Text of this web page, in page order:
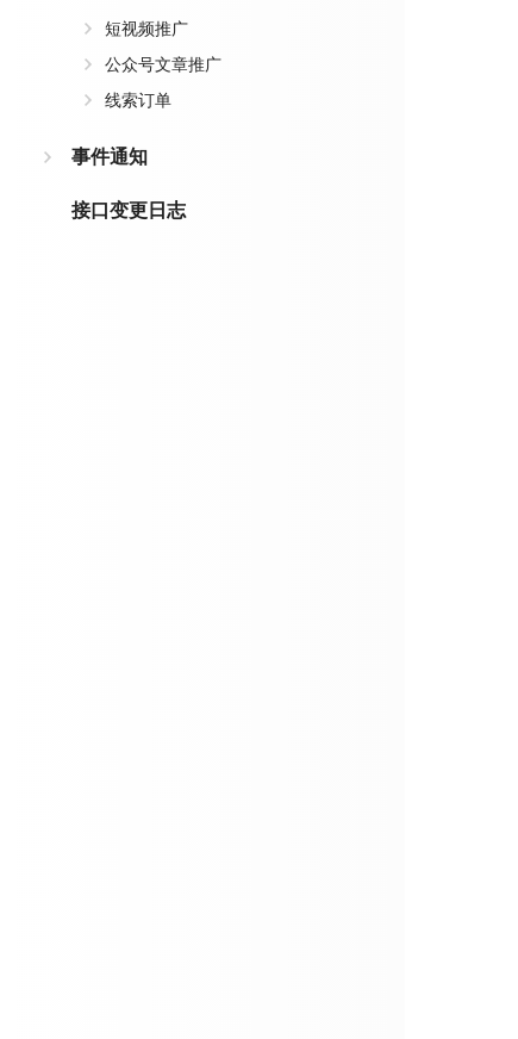
短视频推广
公众号文章推广
线索订单
事件通知
接口变更日志